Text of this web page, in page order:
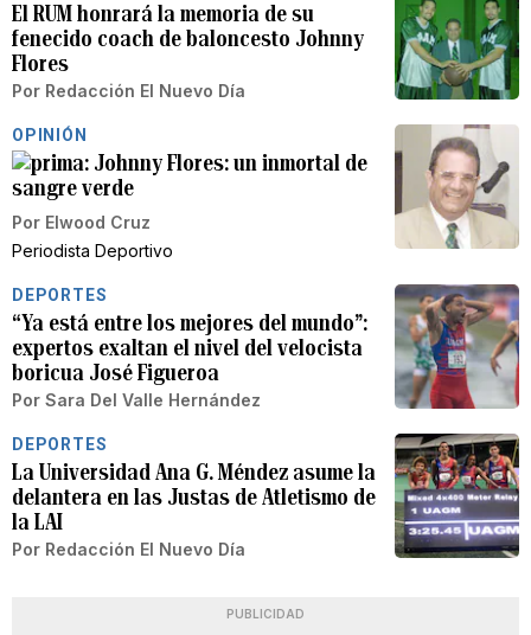
El RUM honrará la memoria de su
fenecido coach de baloncesto Johnny
Flores
Por Redacción El Nuevo Día
OPINIÓN
Johnny Flores: un inmortal de
sangre verde
Por Elwood Cruz
Periodista Deportivo
DEPORTES
“Ya está entre los mejores del mundo”:
expertos exaltan el nivel del velocista
boricua José Figueroa
Por Sara Del Valle Hernández
DEPORTES
La Universidad Ana G. Méndez asume la
delantera en las Justas de Atletismo de
la LAI
Por Redacción El Nuevo Día
PUBLICIDAD